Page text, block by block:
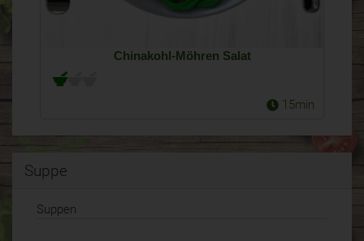
Chinakohl-Möhren Salat
15min
Suppe
Suppen